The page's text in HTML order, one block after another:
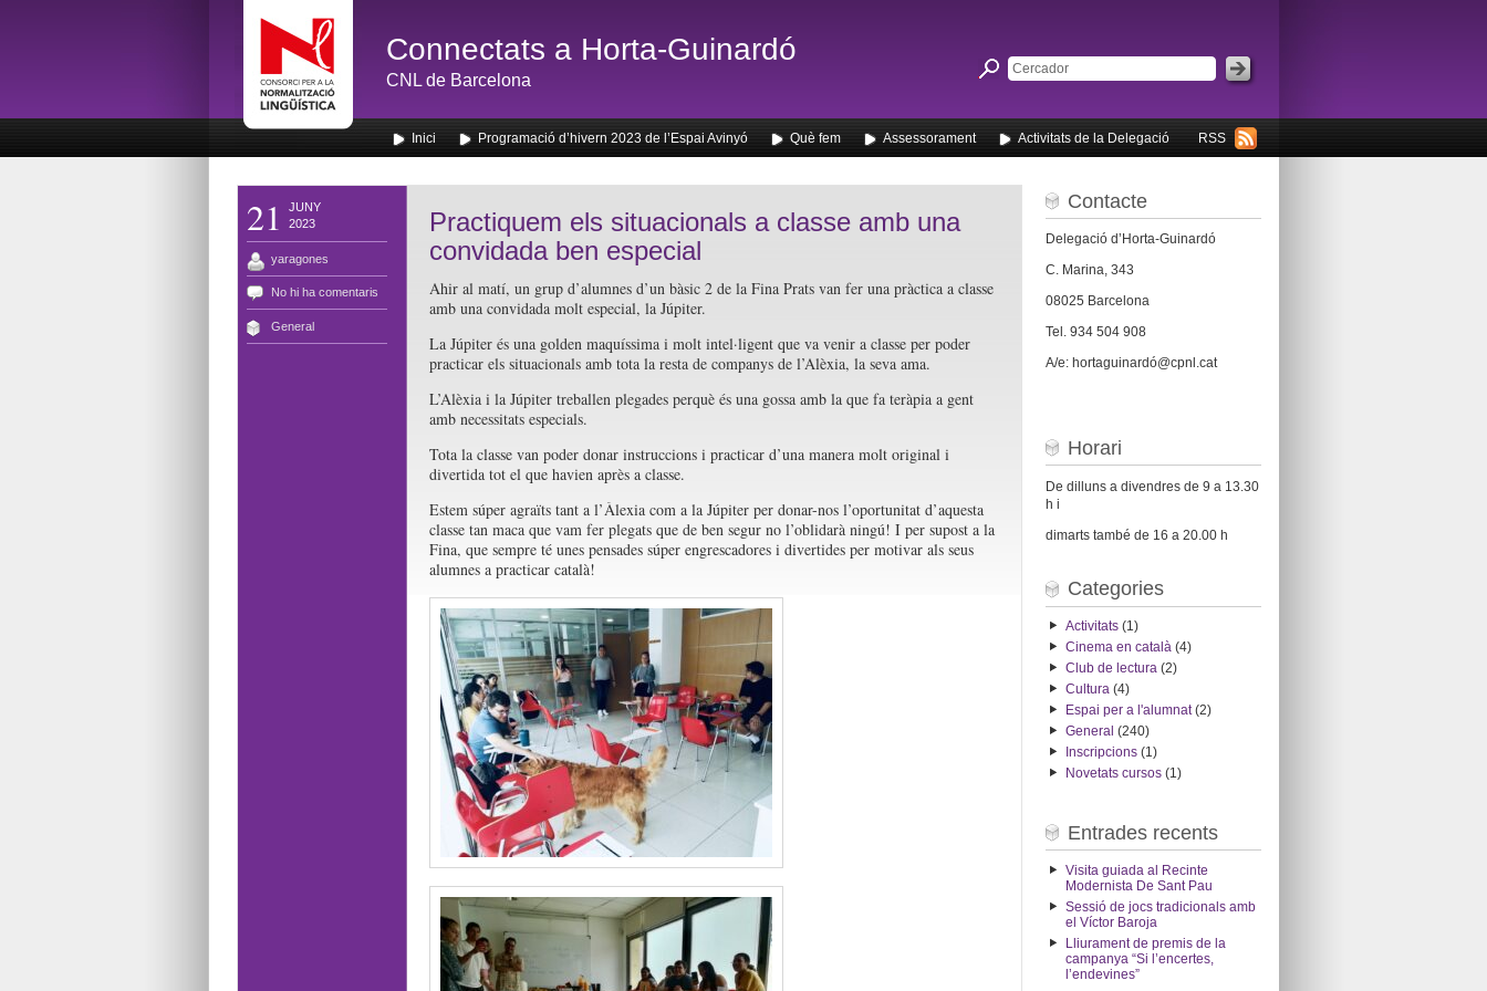
Connectats a Horta-Guinardó
CNL de Barcelona
RSS
Inici Programació d’hivern 2023 de l’Espai Avinyó Què fem Assessorament Activitats de la Delegació
21
JUNY
2023
yaragones
No hi ha comentaris
General
Practiquem els situacionals a classe amb una
convidada ben especial
Ahir al matí, un grup d’alumnes d’un bàsic 2 de la Fina Prats van fer una pràctica a classe
amb una convidada molt especial, la Júpiter.
La Júpiter és una golden maquíssima i molt intel·ligent que va venir a classe per poder
practicar els situacionals amb tota la resta de companys de l’Alèxia, la seva ama.
L’Alèxia i la Júpiter treballen plegades perquè és una gossa amb la que fa teràpia a gent
amb necessitats especials.
Tota la classe van poder donar instruccions i practicar d’una manera molt original i
divertida tot el que havien après a classe.
Estem súper agraïts tant a l’Àlexia com a la Júpiter per donar-nos l’oportunitat d’aquesta
classe tan maca que vam fer plegats que de ben segur no l’oblidarà ningú! I per supost a la
Fina, que sempre té unes pensades súper engrescadores i divertides per motivar als seus
alumnes a practicar català!
Contacte
Delegació d’Horta-Guinardó
C. Marina, 343
08025 Barcelona
Tel. 934 504 908
A/e: hortaguinardó@cpnl.cat
Horari
De dilluns a divendres de 9 a 13.30
h i
dimarts també de 16 a 20.00 h
Categories
Activitats(1)
Cinema en català(4)
Club de lectura(2)
Cultura(4)
Espai per a l'alumnat(2)
General (240)
Inscripcions(1)
Novetats cursos(1)
Entrades recents
Visita guiada al Recinte
Modernista De Sant Pau
Sessió de jocs tradicionals amb
el Víctor Baroja
Lliurament de premis de la
campanya “Si l’encertes,
l’endevines”